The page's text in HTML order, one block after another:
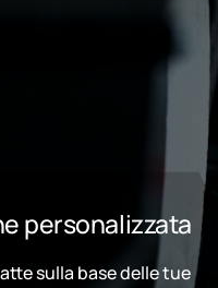
personalizzata
sulla base delle tue